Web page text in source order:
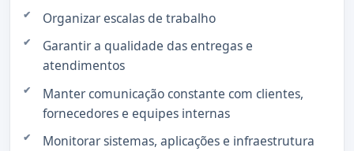
Organizar escalas de trabalho
Garantir a qualidade das entregas e
atendimentos
Manter comunicação constante com clientes,
fornecedores e equipes internas
Monitorar sistemas, aplicações e infraestrutura